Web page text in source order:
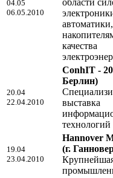
04.05
06.05.2010
области
качества
20.04
22.04.2010
ConhIT -
Берлин)
выставка
технологий
19.04
23.04.2010
Hannover
(г.